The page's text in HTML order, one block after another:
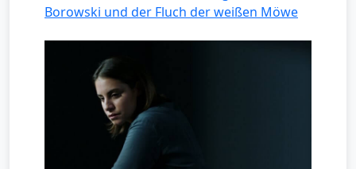
Borowski und der Fluch der weißen Möwe